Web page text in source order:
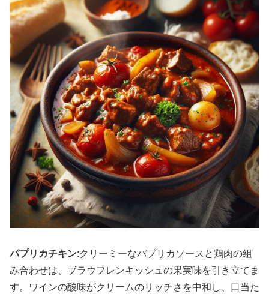
パプリカチキン:クリーミーなパプリカソースと鶏肉の組
み合わせは、ブラウフレンキッシュの果実味を引き立てま
す。ワインの酸味がクリームのリッチさを中和し、口当た